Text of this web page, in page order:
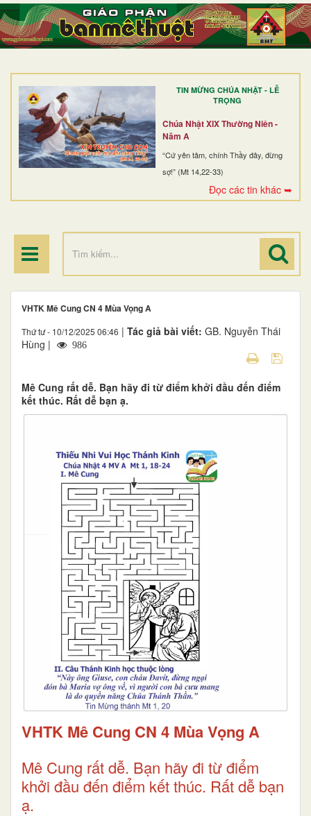
TIN MỪNG CHÚA NHẬT - LỄ
TRỌNG
Chúa Nhật XIX Thường Niên -
Năm A
“Cứ yên tâm, chính Thầy đây, đừng
sợ!” (Mt 14,22-33)
Đọc các tin khác ➥
TRANG NHẤT
GIỚI THIỆU
DÒNG TU
BAN MỤC VỤ
ĐOÀN THỂ CG
ĐIỂM HÀNH HƯƠNG
VHTK Mê Cung CN 4 Mùa Vọng A
Thứ tư - 10/12/2025 06:46 | Tác giả bài viết: GB. Nguyễn Thái
Hùng |
986
Mê Cung rất dễ. Bạn hãy đi từ điểm khởi đầu đến điểm
kết thúc. Rất dễ bạn ạ.
VHTK Mê Cung CN 4 Mùa Vọng A
Mê Cung rất dễ. Bạn hãy đi từ điểm
khởi đầu đến điểm kết thúc. Rất dễ bạn
ạ.